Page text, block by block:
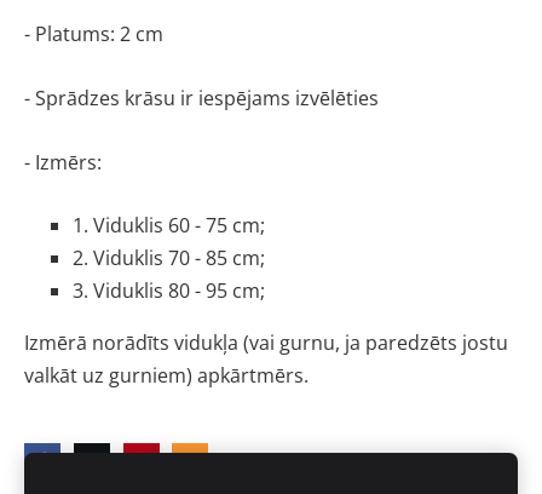
- Platums: 2 cm
- Sprādzes krāsu ir iespējams izvēlēties
- Izmērs:
1. Viduklis 60 - 75 cm;
2. Viduklis 70 - 85 cm;
3. Viduklis 80 - 95 cm;
Izmērā norādīts vidukļa (vai gurnu, ja paredzēts jostu
valkāt uz gurniem) apkārtmērs.